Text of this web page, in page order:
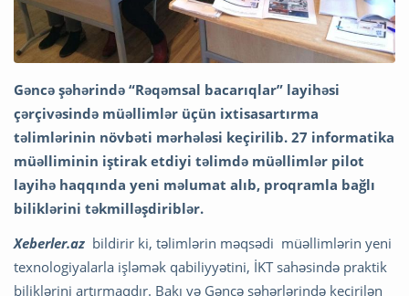
Gəncə şəhərində “Rəqəmsal bacarıqlar” layihəsi
çərçivəsində müəllimlər üçün ixtisasartırma
təlimlərinin növbəti mərhələsi keçirilib. 27 informatika
müəlliminin iştirak etdiyi təlimdə müəllimlər pilot
layihə haqqında yeni məlumat alıb, proqramla bağlı
biliklərini təkmilləşdiriblər.
Xeberler.az bildirir ki, təlimlərin məqsədi müəllimlərin yeni
texnologiyalarla işləmək qabiliyyətini, İKT sahəsində praktik
biliklərini artırmaqdır. Bakı və Gəncə şəhərlərində keçirilən